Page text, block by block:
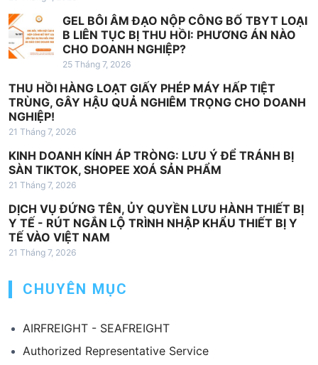
i
v
i
ế
t
GEL BÔI ÂM ĐẠO NỘP CÔNG BỐ TBYT LOẠI
B LIÊN TỤC BỊ THU HỒI: PHƯƠNG ÁN NÀO
CHO DOANH NGHIỆP?
25 Tháng 7, 2026
THU HỒI HÀNG LOẠT GIẤY PHÉP MÁY HẤP TIỆT
TRÙNG, GÂY HẬU QUẢ NGHIÊM TRỌNG CHO DOANH
NGHIỆP!
21 Tháng 7, 2026
KINH DOANH KÍNH ÁP TRÒNG: LƯU Ý ĐỂ TRÁNH BỊ
SÀN TIKTOK, SHOPEE XOÁ SẢN PHẨM
21 Tháng 7, 2026
DỊCH VỤ ĐỨNG TÊN, ỦY QUYỀN LƯU HÀNH THIẾT BỊ
Y TẾ - RÚT NGẮN LỘ TRÌNH NHẬP KHẨU THIẾT BỊ Y
TẾ VÀO VIỆT NAM
21 Tháng 7, 2026
CHUYÊN MỤC
AIRFREIGHT - SEAFREIGHT
Authorized Representative Service